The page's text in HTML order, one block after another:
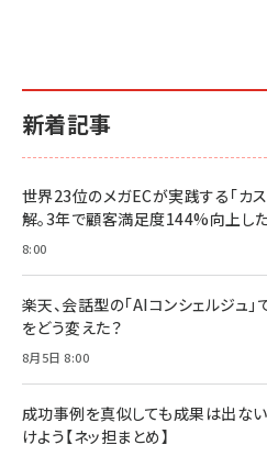
小さな会社は戦略
￥1,815
る時代の成長戦略
￥2,420
￥2,200
anan(アンアン
anan(アンアン
年後半、あなたの
ママ投資家が育休
組織の成果を最大
￥1,980
ルな本質」
￥2,750
新着記事
世界23位のメガECが実践する「カ
解。3年で顧客満足度144%向上し
8:00
楽天、会話型の「AIコンシェルジュ
をどう変えた？
8月5日 8:00
成功事例を真似しても成果は出ない
けよう【ネッ担まとめ】